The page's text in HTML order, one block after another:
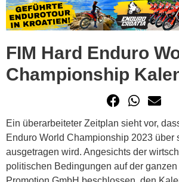
FIM Hard Enduro
Championship
Ein überarbeiteter Zeitplan sieht vor,
Enduro World Championship 2023 über
ausgetragen wird. Angesichts der
politischen Bedingungen auf der